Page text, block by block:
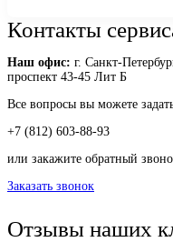
Контакты
Наш офис: г. Санкт-
проспект 43-45 Лит Б
Все вопросы вы можете
+7 (812) 603-88-93
или закажите обратный
Заказать звонок
Отзывы наших